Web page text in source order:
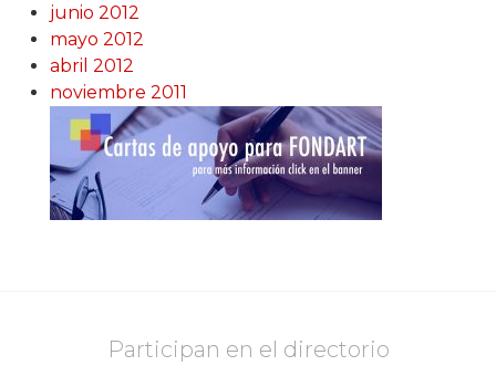
junio 2012
mayo 2012
abril 2012
noviembre 2011
Participan en el directorio